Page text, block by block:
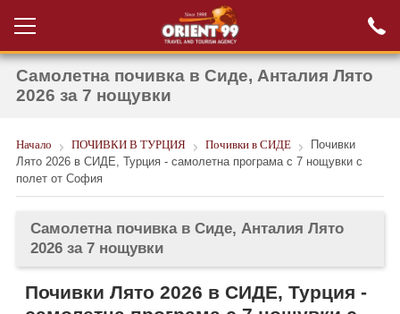
Вход за агенти
Проверка на
резервация
НОВА ГОДИНА ТУРЦИЯ
ПОЧИВКИ
Самолетна почивка в Сиде, Анталия Лято
2026 за 7 нощувки
Начало ПОЧИВКИ В ТУРЦИЯ Почивки в СИДЕ
Почивки
Лято 2026 в СИДЕ, Турция - самолетна програма с 7 нощувки с
полет от София
Самолетна почивка в Сиде, Анталия Лято
2026 за 7 нощувки
Почивки Лято 2026 в СИДЕ, Турция -